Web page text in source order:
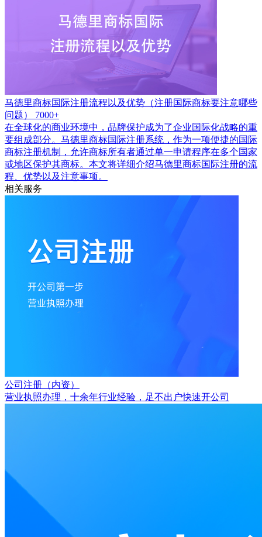
马德里商标国际注册流程以及优势（注册国际商标要注意哪些
问题）
7000+
在全球化的商业环境中，品牌保护成为了企业国际化战略的重
要组成部分。马德里商标国际注册系统，作为一项便捷的国际
商标注册机制，允许商标所有者通过单一申请程序在多个国家
或地区保护其商标。本文将详细介绍马德里商标国际注册的流
程、优势以及注意事项。
相关服务
公司注册（内资）
营业执照办理，十余年行业经验，足不出户快速开公司